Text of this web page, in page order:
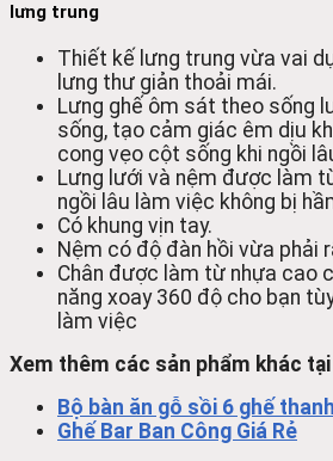
lưng trung
Thiết kế lưng trung vừa vai
lưng thư giản thoải mái.
Lưng ghế ôm sát theo sống
sống, tạo cảm giác êm dịu
cong vẹo cột sống khi ngồi
Lưng lưới và nệm được làm
ngồi lâu làm việc không bị
Có khung vịn tay.
Nệm có độ đàn hồi vừa phải
Chân được làm từ nhựa cao
năng xoay 360 độ cho bạn
làm việc
Xem thêm các sản phẩm khác
Bộ bàn ăn gỗ sồi 6 ghế
Ghế Bar Ban Công Giá Rẻ